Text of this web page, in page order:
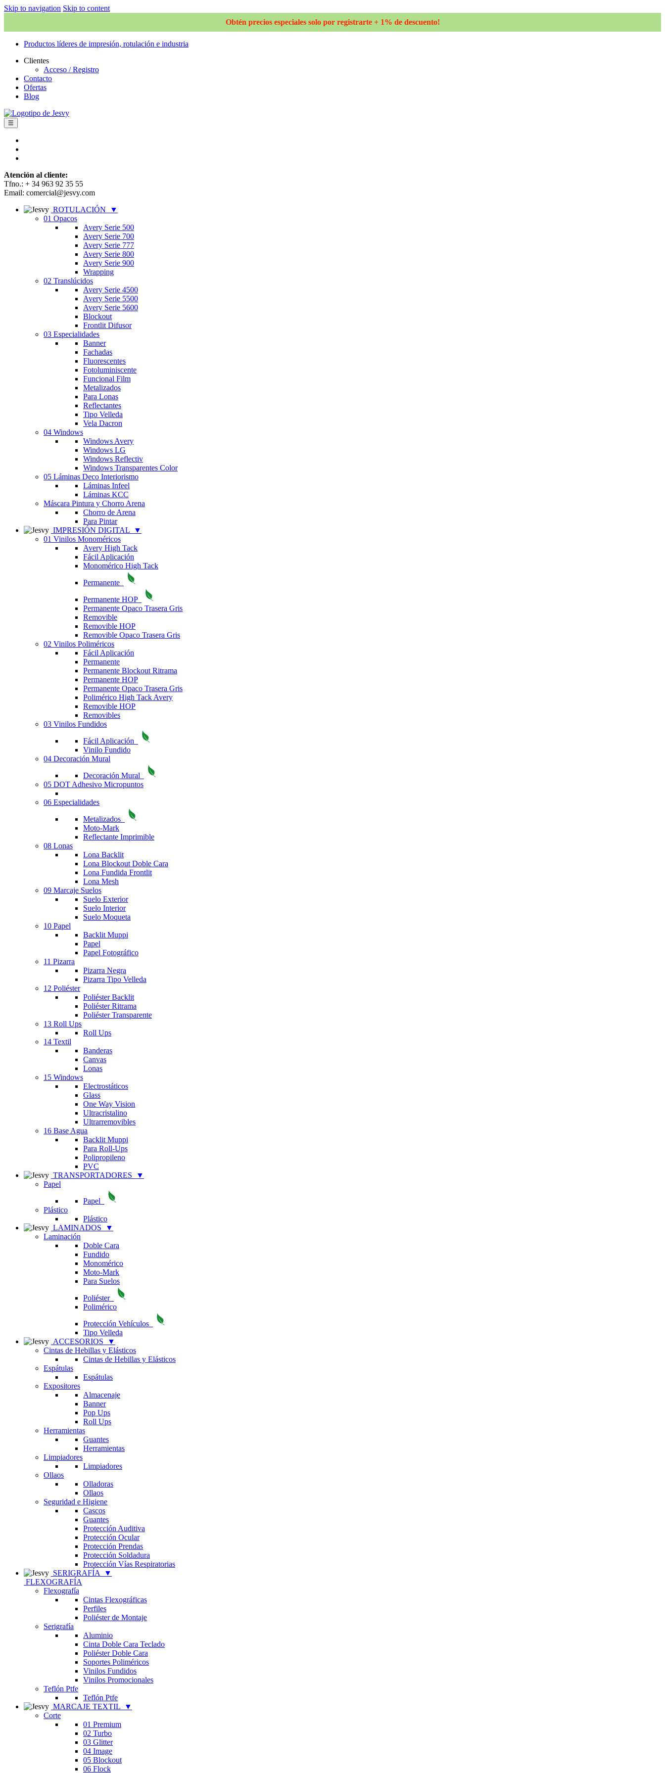
Skip to navigation Skip to content
Obtén precios especiales solo por registrarte + 1% de descuento!
Productos líderes de impresión, rotulación e industria
Clientes
Acceso / Registro
Contacto
Ofertas
Blog
☰
Atención al cliente:
Tfno.: + 34 963 92 35 55
Email: comercial@jesvy.com
ROTULACIÓN
▼
01 Opacos
Avery Serie 500
Avery Serie 700
Avery Serie 777
Avery Serie 800
Avery Serie 900
Wrapping
02 Translúcidos
Avery Serie 4500
Avery Serie 5500
Avery Serie 5600
Blockout
Frontlit Difusor
03 Especialidades
Banner
Fachadas
Fluorescentes
Fotoluminiscente
Funcional Film
Metalizados
Para Lonas
Reflectantes
Tipo Velleda
Vela Dacron
04 Windows
Windows Avery
Windows LG
Windows Reflectiv
Windows Transparentes Color
05 Láminas Deco Interiorismo
Láminas Infeel
Láminas KCC
Máscara Pintura y Chorro Arena
Chorro de Arena
Para Pintar
IMPRESIÓN DIGITAL
▼
01 Vinilos Monoméricos
Avery High Tack
Fácil Aplicación
Monomérico High Tack
Permanente
Permanente HOP
Permanente Opaco Trasera Gris
Removible
Removible HOP
Removible Opaco Trasera Gris
02 Vinilos Poliméricos
Fácil Aplicación
Permanente
Permanente Blockout Ritrama
Permanente HOP
Permanente Opaco Trasera Gris
Polimérico High Tack Avery
Removible HOP
Removibles
03 Vinilos Fundidos
Fácil Aplicación
Vinilo Fundido
04 Decoración Mural
Decoración Mural
05 DOT Adhesivo Micropuntos
06 Especialidades
Metalizados
Moto-Mark
Reflectante Imprimible
08 Lonas
Lona Backlit
Lona Blockout Doble Cara
Lona Fundida Frontlit
Lona Mesh
09 Marcaje Suelos
Suelo Exterior
Suelo Interior
Suelo Moqueta
10 Papel
Backlit Muppi
Papel
Papel Fotográfico
11 Pizarra
Pizarra Negra
Pizarra Tipo Velleda
12 Poliéster
Poliéster Backlit
Poliéster Ritrama
Poliéster Transparente
13 Roll Ups
Roll Ups
14 Textil
Banderas
Canvas
Lonas
15 Windows
Electrostáticos
Glass
One Way Vision
Ultracristalino
Ultrarremovibles
16 Base Agua
Backlit Muppi
Para Roll-Ups
Polipropileno
PVC
TRANSPORTADORES
▼
Papel
Papel
Plástico
Plástico
LAMINADOS
▼
Laminación
Doble Cara
Fundido
Monomérico
Moto-Mark
Para Suelos
Poliéster
Polimérico
Protección Vehículos
Tipo Velleda
ACCESORIOS
▼
Cintas de Hebillas y Elásticos
Cintas de Hebillas y Elásticos
Espátulas
Espátulas
Expositores
Almacenaje
Banner
Pop Ups
Roll Ups
Herramientas
Guantes
Herramientas
Limpiadores
Limpiadores
Ollaos
Olladoras
Ollaos
Seguridad e Higiene
Cascos
Guantes
Protección Auditiva
Protección Ocular
Protección Prendas
Protección Soldadura
Protección Vías Respiratorias
SERIGRAFÍA
▼
FLEXOGRAFÍA
Flexografía
Cintas Flexográficas
Perfiles
Poliéster de Montaje
Serigrafía
Aluminio
Cinta Doble Cara Teclado
Poliéster Doble Cara
Soportes Poliméricos
Vinilos Fundidos
Vinilos Promocionales
Teflón Ptfe
Teflón Ptfe
MARCAJE TEXTIL
▼
Corte
01 Premium
02 Turbo
03 Glitter
04 Image
05 Blockout
06 Flock